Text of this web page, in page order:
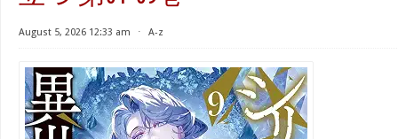
August 5, 2026 12:33 am ⋅ A-z